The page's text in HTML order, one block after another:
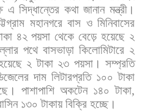
এ সিদ্ধান্তের কথা জানান মন্ত্রী।
মহানগরে বাস ও মিনিবাসের
৪২ পয়সা থেকে বেড়ে হয়েছে ২
পথে বাসভাড়া কিলোমিটারে ২
২ টাকা ২৩ পয়সা। সম্প্রতি
দাম লিটারপ্রতি ১০০ টাকা
পাশাপাশি অকটেন ১৪০ টাকা,
১৩০ টাকায় বিক্রি হচ্ছে।